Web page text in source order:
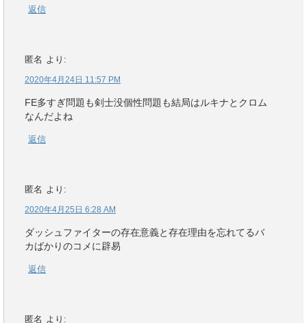
返信
匿名 より:
2020年4月24日 11:57 PM
FE多すぎ問題も剣士没個性問題も結局はルキナとクロム
なんだよね
返信
匿名 より:
2020年4月25日 6:28 AM
ダッシュファイターの存在意義と存在理由を忘れてるバ
カばかりのコメに辟易
返信
匿名 より: